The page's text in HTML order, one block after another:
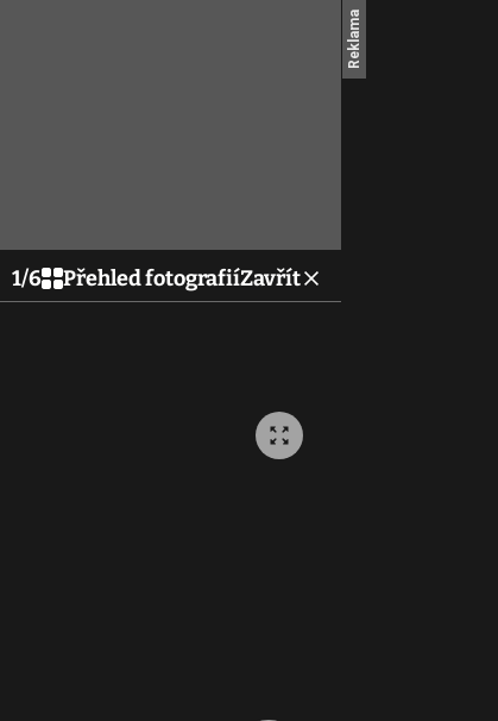
1/6 Přehled fotografiíZavřít